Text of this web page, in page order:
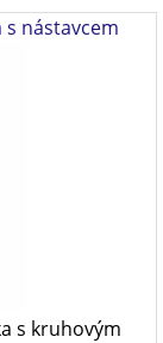
s nástavcem
s kruhovým